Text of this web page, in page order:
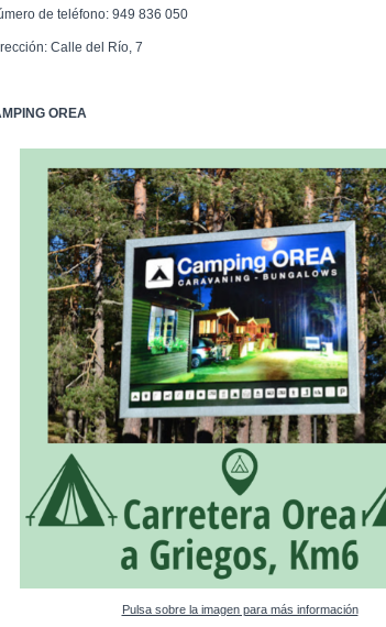
de teléfono: 949 836 050
Calle del Río, 7
OREA
Pulsa sobre la imagen para más información